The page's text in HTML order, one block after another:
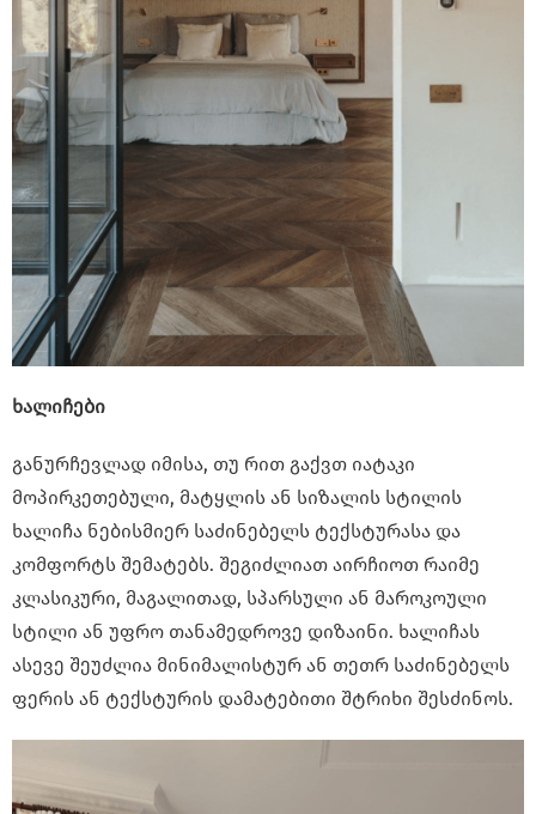
ხალიჩები
განურჩევლად იმისა, თუ რით გაქვთ იატაკი
მოპირკეთებული, მატყლის ან სიზალის სტილის
ხალიჩა ნებისმიერ საძინებელს ტექსტურასა და
კომფორტს შემატებს. შეგიძლიათ აირჩიოთ რაიმე
კლასიკური, მაგალითად, სპარსული ან მაროკოული
სტილი ან უფრო თანამედროვე დიზაინი. ხალიჩას
ასევე შეუძლია მინიმალისტურ ან თეთრ საძინებელს
ფერის ან ტექსტურის დამატებითი შტრიხი შესძინოს.